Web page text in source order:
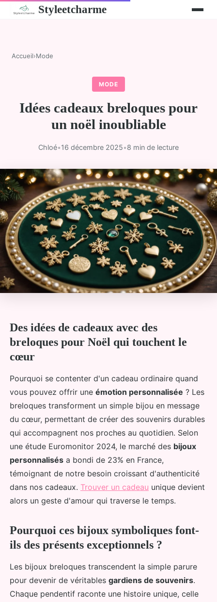
Styleetcharme
Accueil›Mode
MODE
Idées cadeaux breloques pour
un noël inoubliable
Chloé•16 décembre 2025•8 min de lecture
Des idées de cadeaux avec des
breloques pour Noël qui touchent le
cœur
Pourquoi se contenter d'un cadeau ordinaire quand
vous pouvez offrir une émotion personnalisée ? Les
breloques transforment un simple bijou en message
du cœur, permettant de créer des souvenirs durables
qui accompagnent nos proches au quotidien. Selon
une étude Euromonitor 2024, le marché des bijoux
personnalisés a bondi de 23% en France,
témoignant de notre besoin croissant d'authenticité
dans nos cadeaux. Trouver un cadeau unique devient
alors un geste d'amour qui traverse le temps.
Pourquoi ces bijoux symboliques font-
ils des présents exceptionnels ?
Les bijoux breloques transcendent la simple parure
pour devenir de véritables gardiens de souvenirs.
Chaque pendentif raconte une histoire unique, celle